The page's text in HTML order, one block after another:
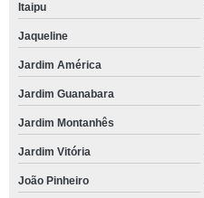
Itaipu
Jaqueline
Jardim América
Jardim Guanabara
Jardim Montanhês
Jardim Vitória
João Pinheiro